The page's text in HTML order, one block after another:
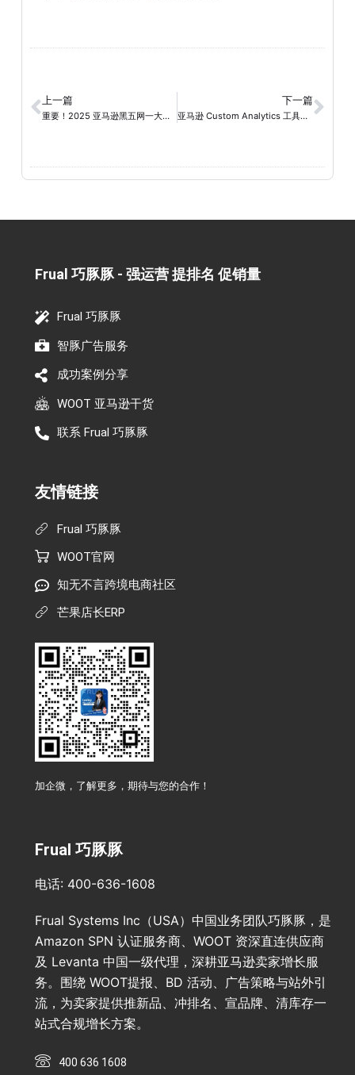
上一篇
重要！2025 亚马逊黑五网一大促 WOOT 提报注意事项！
下一篇
亚马逊 Custom Analytics 工具升级，一站式看板帮你高效掌握产品表现
Frual 巧豚豚 - 强运营 提排名 促销量​
Frual 巧豚豚
智豚广告服务
成功案例分享
WOOT 亚马逊干货
联系 Frual 巧豚豚
友情链接
Frual 巧豚豚
WOOT官网
知无不言跨境电商社区
芒果店长ERP
加企微，了解更多，期待与您的合作！
Frual 巧豚豚
电话: 400-636-1608
Frual Systems Inc（USA）中国业务团队巧豚豚，是
Amazon SPN 认证服务商、WOOT 资深直连供应商
及 Levanta 中国一级代理，深耕亚马逊卖家增长服
务。围绕 WOOT提报、BD 活动、广告策略与站外引
流，为卖家提供推新品、冲排名、宣品牌、清库存一
站式合规增长方案。
400 636 1608